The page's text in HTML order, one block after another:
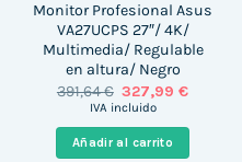
Monitor Profesional Asus
VA27UCPS 27″/ 4K/
Multimedia/ Regulable
en altura/ Negro
391,64€ El
precio
era:
391,64 €.
327,99€El
es:
327,99 €.
IVA incluido
Añadir al carrito